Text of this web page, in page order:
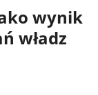
wynik
władz